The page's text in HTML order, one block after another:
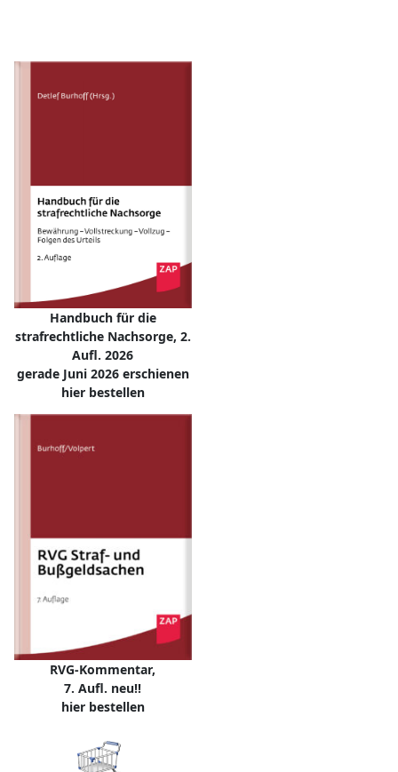
Handbuch für die
strafrechtliche Nachsorge, 2.
Aufl. 2026
gerade Juni 2026 erschienen
hier bestellen
RVG-Kommentar,
7. Aufl. neu!!
hier bestellen